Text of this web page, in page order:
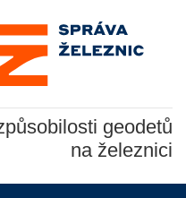
geodetů
na železnici